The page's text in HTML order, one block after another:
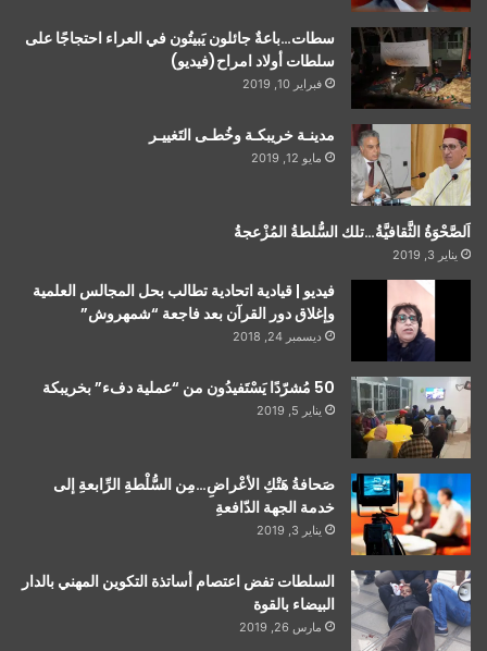
سطات…باعةٌ جائلون يَبيتُون في العراء احتجاجًا على
سلطات أولاد امراح(فيديو)
فبراير 10, 2019
مدينـة خريبكـة وخُطـى التَغييـر
مايو 12, 2019
اَلصَّحْوَةُ الثَّقافيَّةُ…تلك السُّلطةُ المُزْعجةُ
يناير 3, 2019
فيديو | قيادية اتحادية تطالب بحل المجالس العلمية
وإغلاق دور القرآن بعد فاجعة “شمهروش”
ديسمبر 24, 2018
50 مُشرّدًا يَسْتَفيدُون من “عملية دفء” بخريبكة
يناير 5, 2019
صَحافةُ هَتْكِ الأعْراضِ…مِن السُّلْطةِ الرِّابعةِ إلى
خدمة الجهة الدّافعةِ
يناير 3, 2019
السلطات تفض اعتصام أساتذة التكوين المهني بالدار
البيضاء بالقوة
مارس 26, 2019